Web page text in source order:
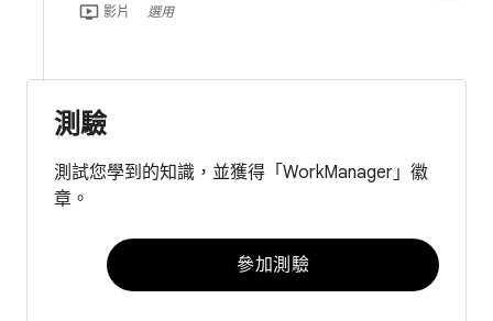
ondemand_video 影片 選用
測驗
測試您學到的知識，並獲得「WorkManager」徽
章。
參加測驗